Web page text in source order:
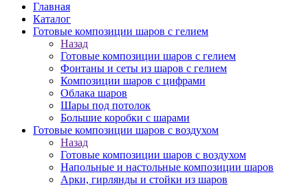
Главная
Каталог
Готовые композиции шаров с гелием
Назад
Готовые композиции шаров с гелием
Фонтаны и сеты из шаров с гелием
Композиции шаров с цифрами
Облака шаров
Шары под потолок
Большие коробки с шарами
Готовые композиции шаров с воздухом
Назад
Готовые композиции шаров с воздухом
Напольные и настольные композиции шаров
Арки, гирлянды и стойки из шаров